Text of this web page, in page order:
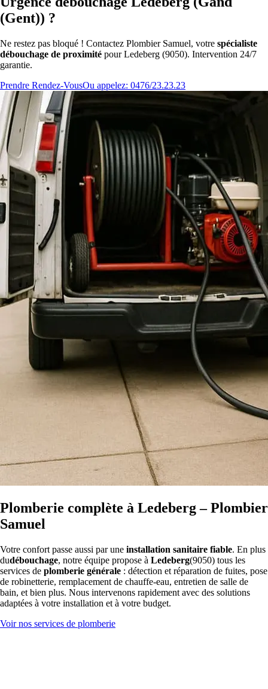
(Gent)) ?
Ne restez pas bloqué ! Contactez Plombier Samuel, votre spécialiste
débouchage de proximité pour Ledeberg (9050). Intervention 24/7
garantie.
Prendre Rendez-VousOu appelez: 0476/23.23.23
Plomberie complète à Ledeberg – Plombier
Samuel
Votre confort passe aussi par une installation sanitaire fiable. En plus
dudébouchage, notre équipe propose à Ledeberg(9050) tous les
services de plomberie générale : détection et réparation de fuites, pose
de robinetterie, remplacement de chauffe-eau, entretien de salle de
bain, et bien plus. Nous intervenons rapidement avec des solutions
adaptées à votre installation et à votre budget.
Voir nos services de plomberie